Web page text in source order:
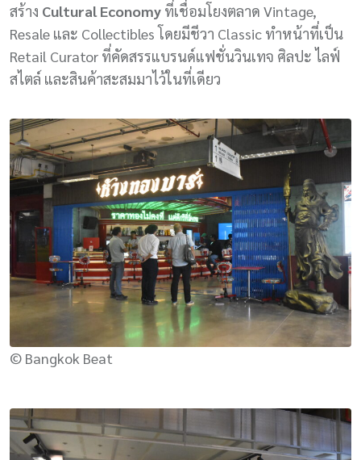
สร้าง Cultural Economy ที่เชื่อมโยงตลาด Vintage,
Resale และ Collectibles โดยมีชีวา Classic ทำหน้าที่เป็น
Retail Curator ที่คัดสรรแบรนด์แฟชั่นวินเทจ ศิลปะ ไลฟ์
สไตล์ และสินค้าสะสมมาไว้ในที่เดียว
© Bangkok Beat